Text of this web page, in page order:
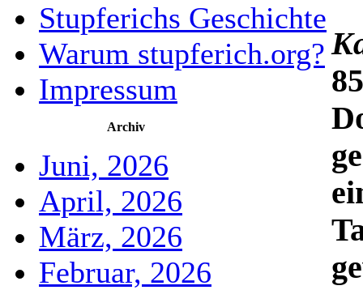
Stupferichs Geschichte
Warum stupferich.org?
Impressum
Archiv
Juni, 2026
April, 2026
März, 2026
Februar, 2026